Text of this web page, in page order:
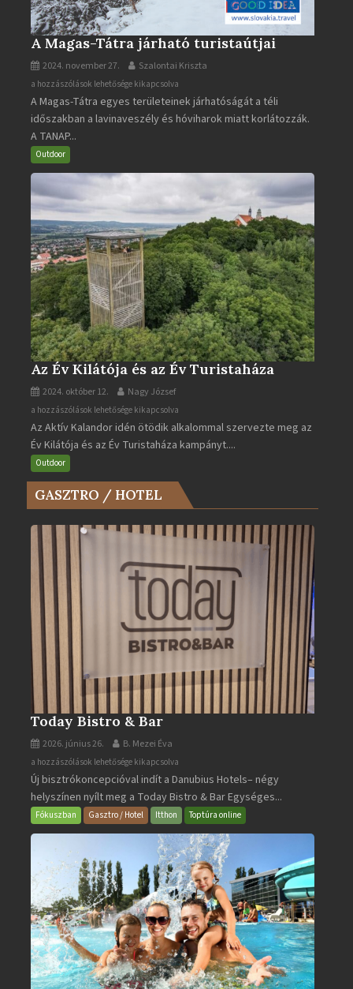
A Magas-Tátra járható turistaútjai
2024. november 27. Szalontai Kriszta
A
Magas-
Tátra
járható
turistaútjai
a hozzászólások lehetősége kikapcsolva
A Magas-Tátra egyes területeinek járhatóságát a téli
időszakban a lavinaveszély és hóviharok miatt korlátozzák.
A TANAP...
Outdoor
Az Év Kilátója és az Év Turistaháza
2024. október 12. Nagy József
Az
Év
Kilátója
és
az
Év
bejegyzéshez
a hozzászólások lehetősége kikapcsolva
Az Aktív Kalandor idén ötödik alkalommal szervezte meg az
Év Kilátója és az Év Turistaháza kampányt....
Outdoor
GASZTRO / HOTEL
Today Bistro & Bar
2026. június 26. B. Mezei Éva
Today
Bistro
&
Bar
bejegyzéshez
a hozzászólások lehetősége kikapcsolva
Új bisztrókoncepcióval indít a Danubius Hotels– négy
helyszínen nyílt meg a Today Bistro & Bar Egységes...
Fókuszban Gasztro / Hotel Itthon Toptúra online